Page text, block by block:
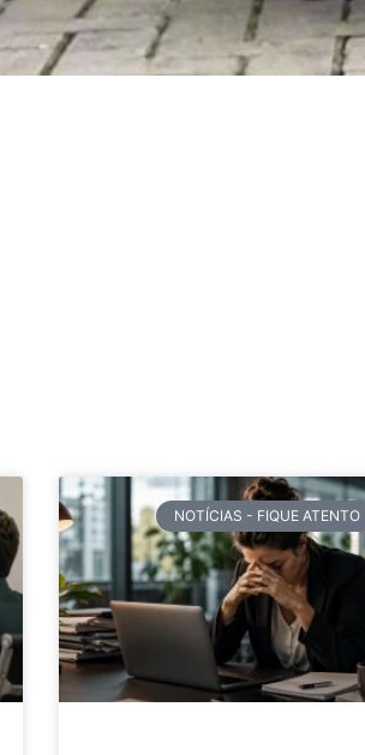
NOTÍCIAS - FIQUE ATENTO